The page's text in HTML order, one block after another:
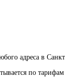
адреса в
по